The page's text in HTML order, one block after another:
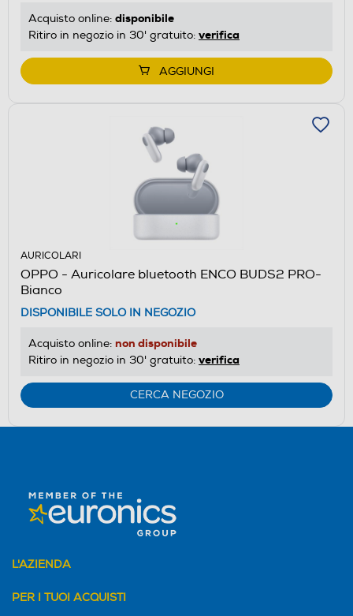
Acquisto online: disponibile
Ritiro in negozio in 30' gratuito: verifica
AGGIUNGI
AURICOLARI
OPPO - Auricolare bluetooth ENCO BUDS2 PRO-
Bianco
DISPONIBILE SOLO IN NEGOZIO
Acquisto online: non disponibile
Ritiro in negozio in 30' gratuito: verifica
CERCA NEGOZIO
L'AZIENDA
PER I TUOI ACQUISTI